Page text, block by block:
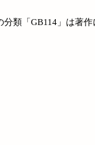
分類「GB114」は著